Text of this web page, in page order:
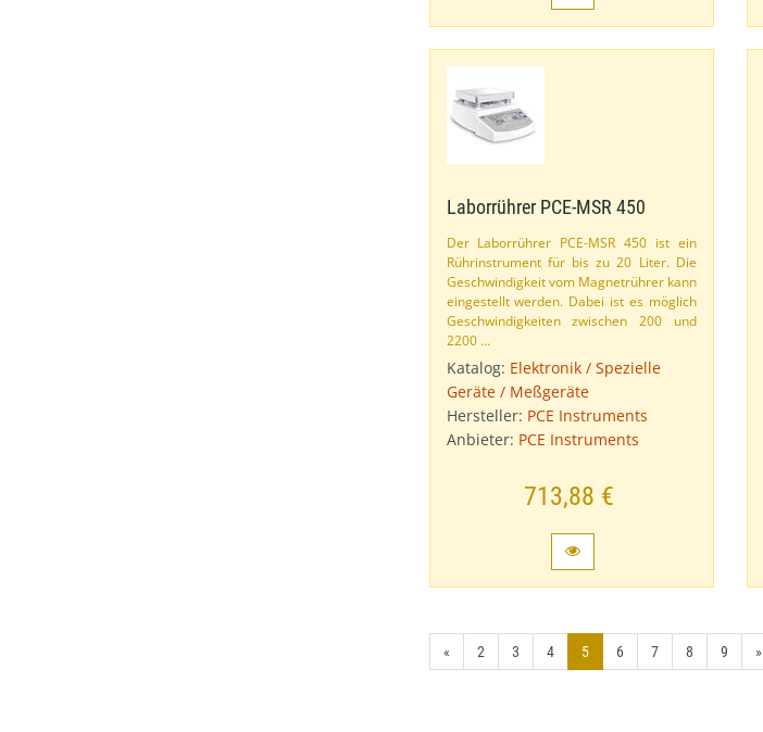
Laborrührer PCE-​MSR 450
Der Laborrührer PCE-​MSR 450 ist ein
Rührinstrument für bis zu 20 Liter. Die
Geschwindigkeit vom Magnetrührer kann
eingestellt werden. Dabei ist es möglich
Geschwindigkeiten zwischen 200 und
2200 …
Katalog: Elektronik / Spezielle
Geräte / Meßgeräte
Hersteller: PCE Instruments
Anbieter: PCE Instruments
713,88 €
«
2 3 4 5 6 7 8 9 »